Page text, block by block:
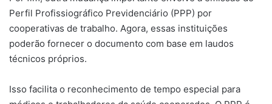
Perfil Profissiográfico Previdenciário (PPP) por
cooperativas de trabalho. Agora, essas instituições
poderão fornecer o documento com base em laudos
técnicos próprios.
Isso facilita o reconhecimento de tempo especial para